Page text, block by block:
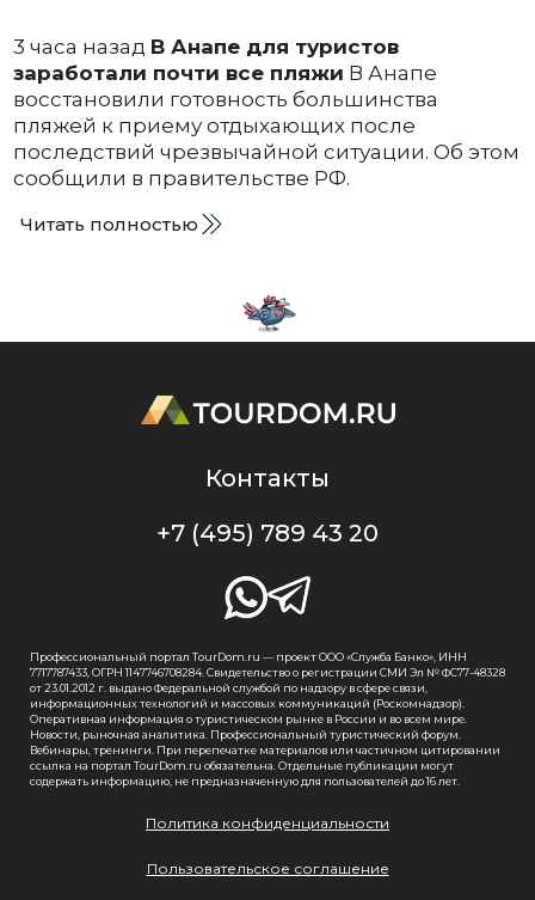
3 часа назад В Анапе для туристов
заработали почти все пляжи В Анапе
восстановили готовность большинства
пляжей к приему отдыхающих после
последствий чрезвычайной ситуации. Об этом
сообщили в правительстве РФ.
Читать полностью
Контакты
+7 (495) 789 43 20
Профессиональный портал TourDom.ru — проект ООО «Служба Банко», ИНН
7717787433, ОГРН 1147746708284. Свидетельство о регистрации СМИ Эл № ФС77-48328
от 23.01.2012 г. выдано Федеральной службой по надзору в сфере связи,
информационных технологий и массовых коммуникаций (Роскомнадзор).
Оперативная информация о туристическом рынке в России и во всем мире.
Новости, рыночная аналитика. Профессиональный туристический форум.
Вебинары, тренинги. При перепечатке материалов или частичном цитировании
ссылка на портал TourDom.ru обязательна. Отдельные публикации могут
содержать информацию, не предназначенную для пользователей до 16 лет.
Политика конфиденциальности
Пользовательское соглашение